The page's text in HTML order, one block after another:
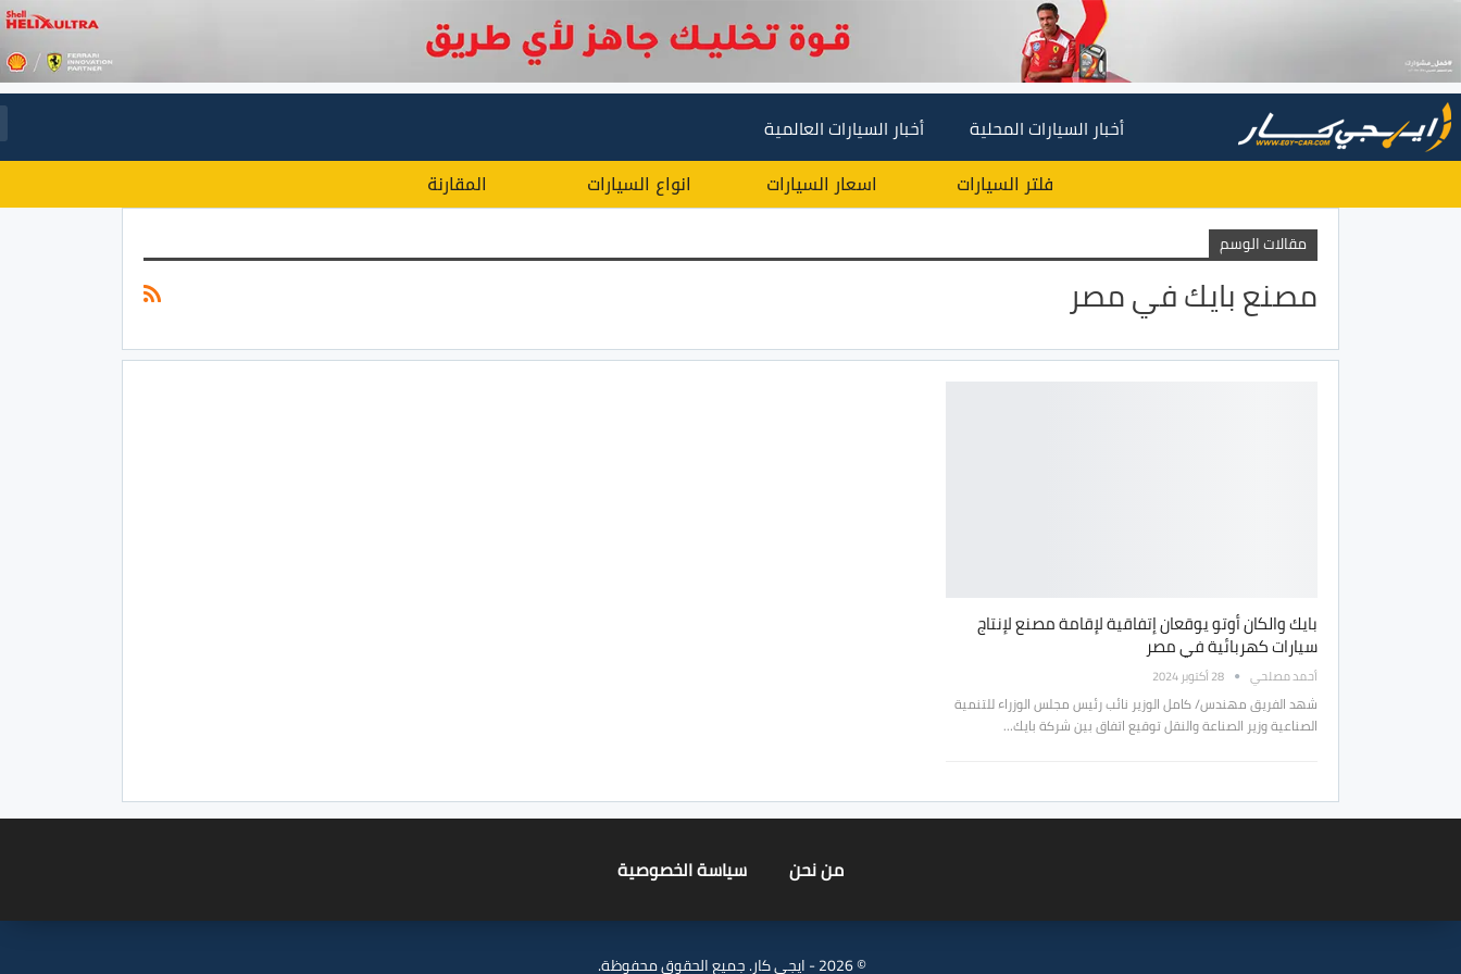
أخبار السيارات المحلية أخبار السيارات العالمية
فلتر السيارات اسعار السيارات انواع السيارات المقارنة
مقالات الوسم
مصنع بايك في مصر
بايك والكان أوتو يوقعان إتفاقية لإقامة مصنع لإنتاج
سيارات كهربائية في مصر
أحمد مصلحي 28 أكتوبر 2024
شهد الفريق مهندس/ كامل الوزير نائب رئيس مجلس الوزراء للتنمية
الصناعية وزير الصناعة والنقل توقيع اتفاق بين شركة بايك…
من نحن سياسة الخصوصية
© 2026 - ايجي كار. جميع الحقوق محفوظة.